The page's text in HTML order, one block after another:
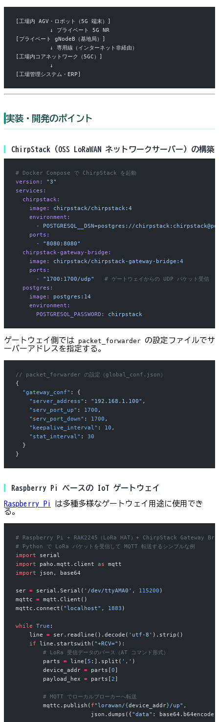
[工場内 AGV・ロボット（5G 端末）]
          ↓ プライベート 5G NR
[プライベート gNodeB（基地局）]
          ↓ 専用線（インターネット非経由）
[工場内コアネットワーク（5GC）]
          ↓
[工場管理システム・ERP]
実装・開発のポイント
ChirpStack（OSS LoRaWAN ネットワークサーバー）の構築
# Docker Compose で ChirpStack を起動
version:
"3"
services:
  chirpstack:
    image:
chirpstack/chirpstack:4
    environment:
      -
POSTGRESQL__DSN=postgres://
    ports:
      -
"8080:8080"
  chirpstack-gateway-bridge:
    image:
chirpstack/chirpstack-gateway-bridge:4
    ports:
      -
"1700:1700/udp"
   # ゲートウェイからの UDP パケット受信
  postgres:
    image:
postgres:14
    environment:
      POSTGRESQL_PASSWORD:
chirpstack
ゲートウェイ側では packet_forwarder の設定ファイルでサ
ーバーアドレスを指定する。
// packet_forwarder の設定（global_conf.json）
{
  "gateway_conf"
: {
    "server_address"
: "192.168.1.100" ,
    "serv_port_up"
: 1700 ,
    "serv_port_down"
: 1700 ,
    "keepalive_interval"
: 10 ,
    "stat_interval"
: 30
  }
}
Raspberry Pi ベースの IoT ゲートウェイ
Raspberry Pi
は多種多様なゲートウェイ用途に使用でき
る。
# Raspberry Pi + RAK2245（LoRa HAT）+ ChirpStack Gateway
# Python で LoRa パケットを受信して MQTT 転送するシンプルな例
import serial
import paho.mqtt.client as mqtt
import json, base64
ser = serial.Serial( '/dev/ttyAMA0' , 115200 )
mqttc = mqtt.Client()
mqttc.connect( "localhost" , 1883 )
while True :
    line
= ser.readline().decode( 'utf-8' ).strip()
    if
line.startswith( "+RCV=" ):
        # LoRa 受信データのパース（AT コマンド形式）
        parts
= line[ 5 :].split( ',' )
        device_addr
= parts[0]
        payload_hex
= parts[2]
        # MQTT でローカルブローカーへ転送
        mqttc.publish(
f"lorawan/{device_addr}/up" ,
                      json.dumps({
"data" : base64.b64encode(